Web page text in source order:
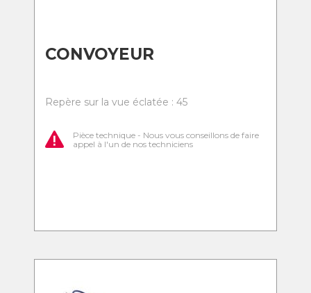
CONVOYEUR
Repère sur la vue éclatée : 45
Pièce technique - Nous vous conseillons de faire
appel à l'un de nos techniciens